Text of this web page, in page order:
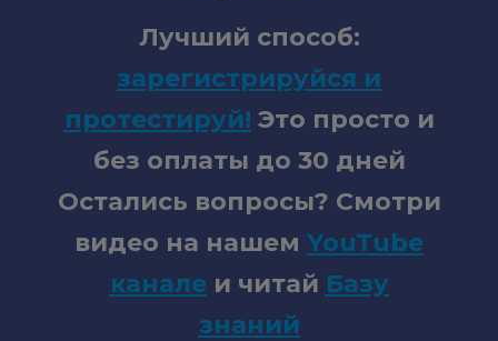
Лучший способ:
зарегистрируйся и
протестируй! Это просто и
без оплаты до 30 дней
Остались вопросы? Смотри
видео на нашем YouTube
канале и читай Базу
знаний